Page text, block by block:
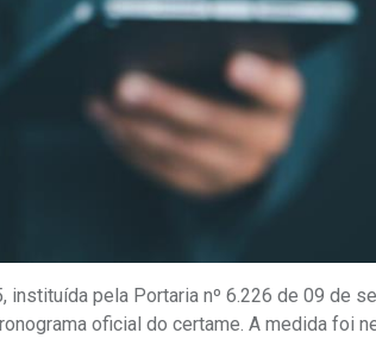
pela Portaria nº 6.226 de 09 de
oficial do certame. A medida foi